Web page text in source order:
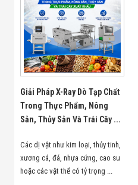
Giải Pháp X-Ray Dò Tạp Chất
Trong Thực Phẩm, Nông
Sản, Thủy Sản Và Trái Cây ...
Các dị vật như kim loại, thủy tinh,
xương cá, đá, nhựa cứng, cao su
hoặc các vật thể có tỷ trọng ...